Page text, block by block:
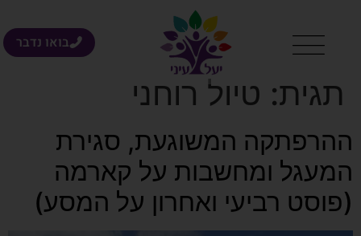
בואו נדבר
תגית: טיול רוחני
ההרפתקה המשוגעת, סגירת
המעגל ומחשבות על קארמה
(פוסט רביעי ואחרון על המסע)